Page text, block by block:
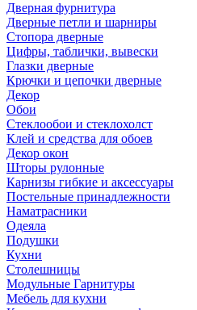
Дверная фурнитура
Дверные петли и шарниры
Стопора дверные
Цифры, таблички, вывески
Глазки дверные
Крючки и цепочки дверные
Декор
Обои
Стеклообои и стеклохолст
Клей и средства для обоев
Декор окон
Шторы рулонные
Карнизы гибкие и аксессуары
Постельные принадлежности
Наматрасники
Одеяла
Подушки
Кухни
Столешницы
Модульные Гарнитуры
Мебель для кухни